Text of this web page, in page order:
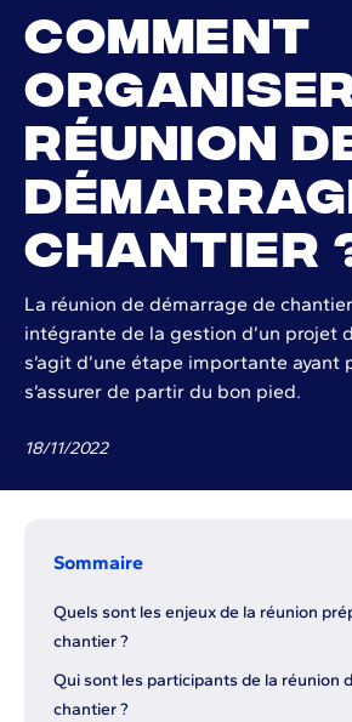
Comment
réunion
chantier
La réunion de démarrage de
intégrante de la gestion d’un projet
s’agit d’une étape importante ayant
s’assurer de partir du bon pied.
18/11/2022
Sommaire
Quels sont les enjeux de la réunion
chantier ?
Qui sont les participants de la réunion
chantier ?